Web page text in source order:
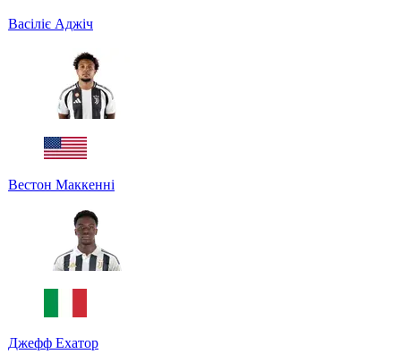
Васіліє Аджіч
Вестон Маккенні
Джефф Ехатор